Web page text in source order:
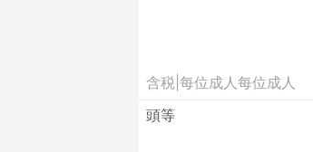
含税 每位成人每位成人
頭等